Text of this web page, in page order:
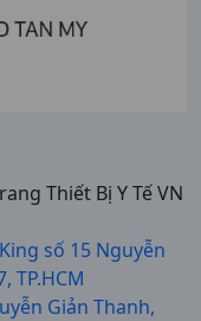
Thiết Bị Y Tế VN
số 15 Nguyễn
TP.HCM
Giản Thanh,